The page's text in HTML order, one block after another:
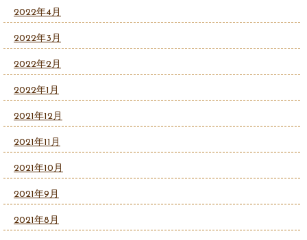
2022年4月
2022年3月
2022年2月
2022年1月
2021年12月
2021年11月
2021年10月
2021年9月
2021年8月